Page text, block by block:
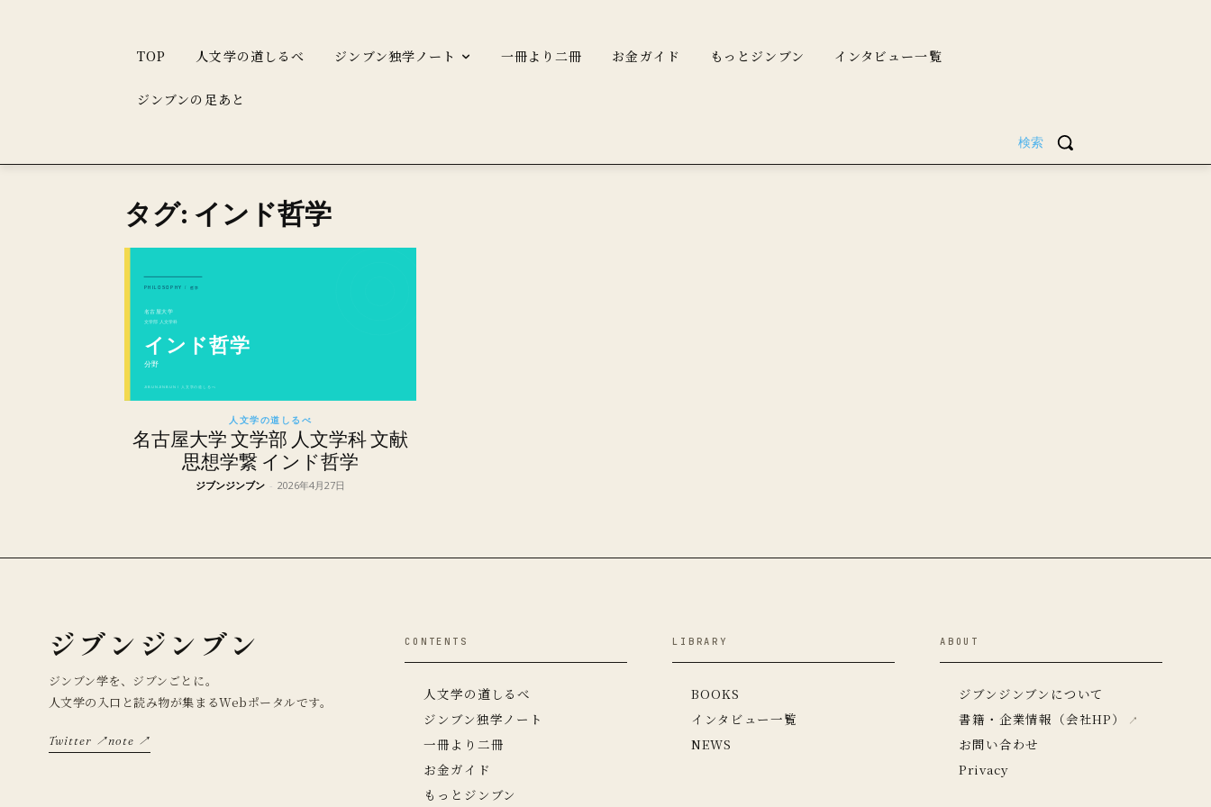
TOP 人文学の道しるべ ジンブン独学ノート 一冊より二冊 お金ガイド もっとジンブン インタビュー一覧
ジンブンの足あと
検索
タグ: インド哲学
人文学の道しるべ
名古屋大学 文学部 人文学科 文献
思想学繋 インド哲学
ジブンジンブン - 2026年4月27日
ジブンジンブン
ジンブン学を、ジブンごとに。
人文学の入口と読み物が集まるWebポータルです。
Twitter ↗note ↗
CONTENTS
人文学の道しるべ
ジンブン独学ノート
一冊より二冊
お金ガイド
もっとジンブン
LIBRARY
BOOKS
インタビュー一覧
NEWS
ABOUT
ジブンジンブンについて
書籍・企業情報（会社HP）
お問い合わせ
Privacy